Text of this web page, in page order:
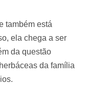
também está
ela chega a ser
da questão
da família